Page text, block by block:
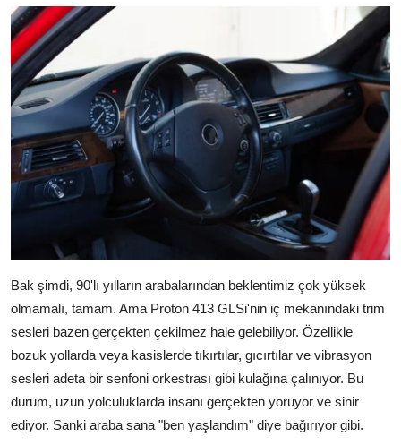
Bak şimdi, 90'lı yılların arabalarından beklentimiz çok yüksek
olmamalı, tamam. Ama Proton 413 GLSi'nin iç mekanındaki trim
sesleri bazen gerçekten çekilmez hale gelebiliyor. Özellikle
bozuk yollarda veya kasislerde tıkırtılar, gıcırtılar ve vibrasyon
sesleri adeta bir senfoni orkestrası gibi kulağına çalınıyor. Bu
durum, uzun yolculuklarda insanı gerçekten yoruyor ve sinir
ediyor. Sanki araba sana "ben yaşlandım" diye bağırıyor gibi.